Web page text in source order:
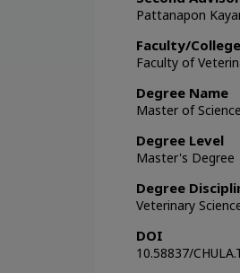
Pattanapon
Faculty/College
Faculty of
Degree Name
Master of Science
Degree Level
Master's Degree
Degree
Veterinary
DOI
10.58837/